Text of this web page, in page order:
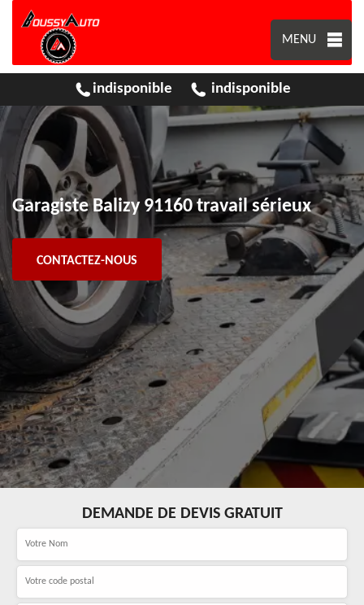
MENU
indisponible indisponible
Garagiste Balizy 91160 travail sérieux
CONTACTEZ-NOUS
DEMANDE DE DEVIS GRATUIT